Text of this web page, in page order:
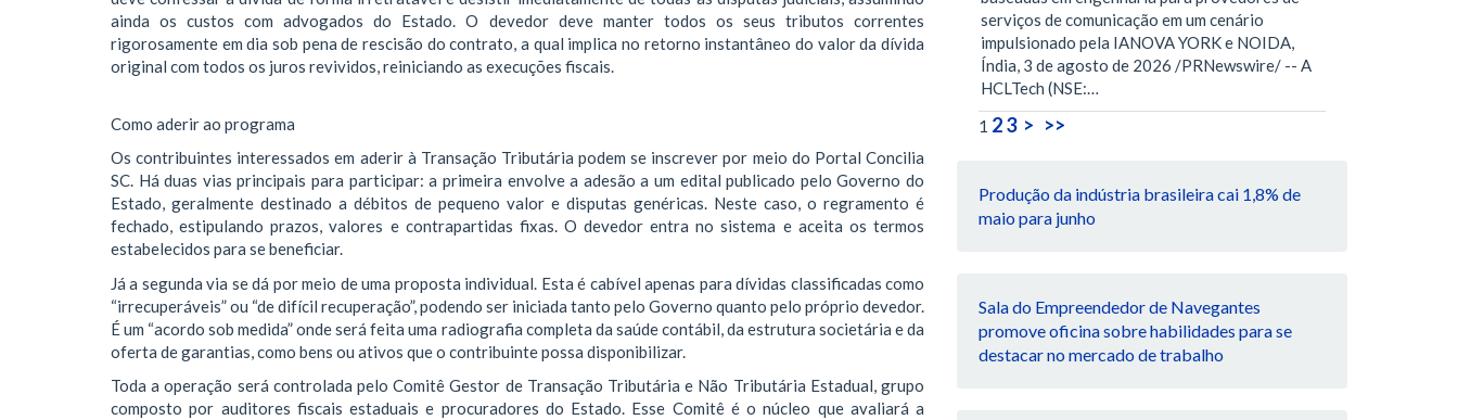
ainda os custos com advogados do Estado. O devedor deve manter todos os seus tributos correntes
rigorosamente em dia sob pena de rescisão do contrato, a qual implica no retorno instantâneo do valor da dívida
original com todos os juros revividos, reiniciando as execuções fiscais.
Como aderir ao programa
Os contribuintes interessados em aderir à Transação Tributária podem se inscrever por meio do Portal Concilia
SC. Há duas vias principais para participar: a primeira envolve a adesão a um edital publicado pelo Governo do
Estado, geralmente destinado a débitos de pequeno valor e disputas genéricas. Neste caso, o regramento é
fechado, estipulando prazos, valores e contrapartidas fixas. O devedor entra no sistema e aceita os termos
estabelecidos para se beneficiar.
Já a segunda via se dá por meio de uma proposta individual. Esta é cabível apenas para dívidas classificadas como
“irrecuperáveis” ou “de difícil recuperação”, podendo ser iniciada tanto pelo Governo quanto pelo próprio devedor.
É um “acordo sob medida” onde será feita uma radiografia completa da saúde contábil, da estrutura societária e da
oferta de garantias, como bens ou ativos que o contribuinte possa disponibilizar.
Toda a operação será controlada pelo Comitê Gestor de Transação Tributária e Não Tributária Estadual, grupo
composto por auditores fiscais estaduais e procuradores do Estado. Esse Comitê é o núcleo que avaliará a
serviços de comunicação em um cenário
impulsionado pela IANOVA YORK e NOIDA,
Índia, 3 de agosto de 2026 /PRNewswire/ -- A
HCLTech (NSE:…
1 23 > >>
Produção da indústria brasileira cai 1,8% de
maio para junho
Sala do Empreendedor de Navegantes
promove oficina sobre habilidades para se
destacar no mercado de trabalho